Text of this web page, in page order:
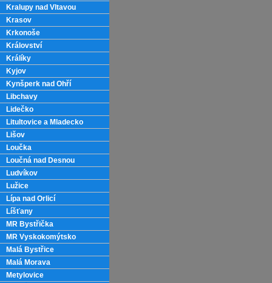
Kralupy nad Vltavou
Krasov
Krkonoše
Království
Králíky
Kyjov
Kynšperk nad Ohří
Libchavy
Lidečko
Litultovice a Mladecko
Lišov
Loučka
Loučná nad Desnou
Ludvíkov
Lužice
Lípa nad Orlicí
Líšťany
MR Bystřička
MR Vyskokomýtsko
Malá Bystřice
Malá Morava
Metylovice